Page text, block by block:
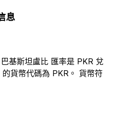
息
基斯坦盧比 匯率是 PKR 兌
貨幣代碼為 PKR。 貨幣符